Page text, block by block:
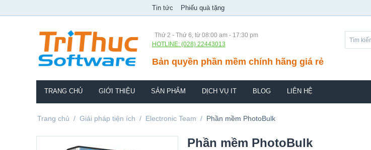
Tin tức Phiếu quà tặng
Thứ 2 - Thứ 6, từ 08:00 am - 17:30 pm
HOTLINE: (028) 22443013
Bản quyền phần mềm chính hãng giá rẻ
TRANG CHỦ GIỚI THIỆU SẢN PHẨM DỊCH VỤ IT BLOG LIÊN HỆ
Trang chủ / Giải pháp tiện ích / Electronic Team / Phần mềm PhotoBulk
Phần mềm PhotoBulk